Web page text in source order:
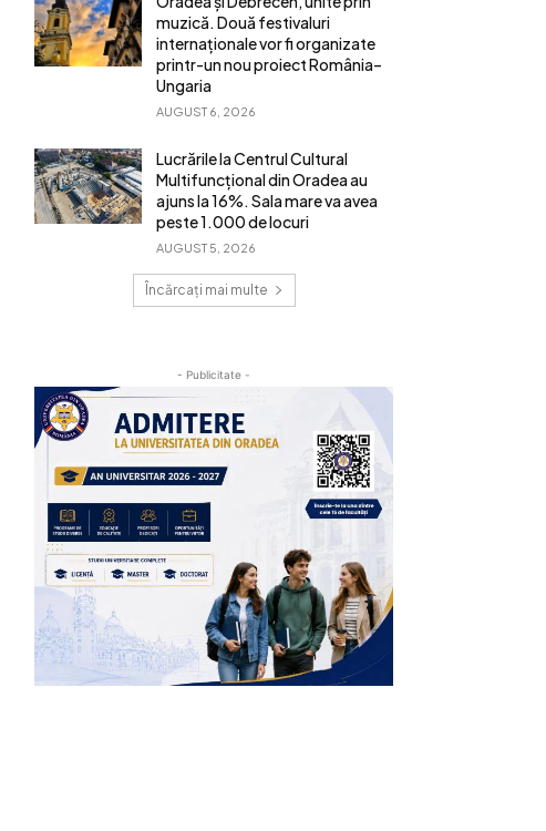
muzică. Două festivaluri
internaționale vor fi organizate
printr-un nou proiect România–
Ungaria
AUGUST 6, 2026
Lucrările la Centrul Cultural
Multifuncțional din Oradea au
ajuns la 16%. Sala mare va avea
peste 1.000 de locuri
AUGUST 5, 2026
Încărcați mai multe
- Publicitate -